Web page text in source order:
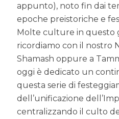
appunto), noto fin dai
epoche preistoriche e
Molte culture in questo
ricordiamo con il nostro
Shamash oppure a
oggi è dedicato un
questa serie di
dell’unificazione
centralizzando il culto